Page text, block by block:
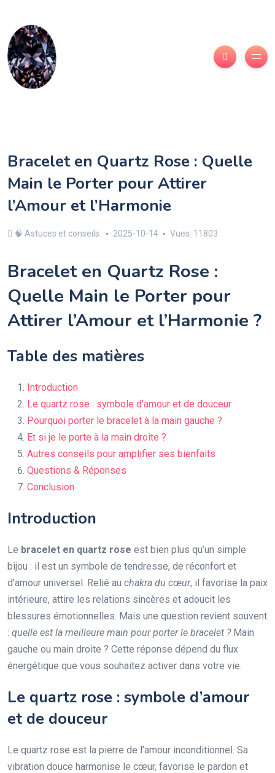
Bracelet en Quartz Rose : Quelle
Main le Porter pour Attirer
l’Amour et l’Harmonie
🧠 Astuces et conseils 2025-10-14 Vues: 11803
Bracelet en Quartz Rose :
Quelle Main le Porter pour
Attirer l’Amour et l’Harmonie ?
Table des matières
Introduction
Le quartz rose : symbole d’amour et de douceur
Pourquoi porter le bracelet à la main gauche ?
Et si je le porte à la main droite ?
Autres conseils pour amplifier ses bienfaits
Questions & Réponses
Conclusion
Introduction
Le bracelet en quartz rose est bien plus qu’un simple
bijou : il est un symbole de tendresse, de réconfort et
d’amour universel. Relié au chakra du cœur, il favorise la paix
intérieure, attire les relations sincères et adoucit les
blessures émotionnelles. Mais une question revient souvent
: quelle est la meilleure main pour porter le bracelet ?Main
gauche ou main droite ? Cette réponse dépend du flux
énergétique que vous souhaitez activer dans votre vie.
Le quartz rose : symbole d’amour
et de douceur
Le quartz rose est la pierre de l’amour inconditionnel. Sa
vibration douce harmonise le cœur, favorise le pardon et